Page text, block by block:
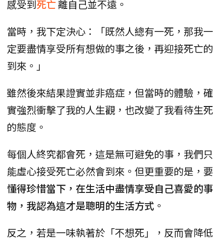
感受到死亡離自己並不遠。
當時，我下定決心：「既然人總有一死，那我一
定要盡情享受所有想做的事之後，再迎接死亡的
到來。」
雖然後來結果證實並非癌症，但當時的體驗，確
實強烈衝擊了我的人生觀，也改變了我看待生死
的態度。
每個人終究都會死，這是無可避免的事，我們只
能虛心接受死亡必然會到來。但更重要的是，要
懂得珍惜當下，在生活中盡情享受自己喜愛的事
物，我認為這才是聰明的生活方式 。
反之，若是一味執著於「不想死」，反而會降低